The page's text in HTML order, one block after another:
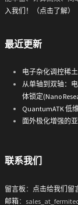
入我们！（点击了解）
最近更新
电子杂化调控稀
从单轴到双轴：
体锁定(Nano
QuantumATK 低
面外极化增强的
联系我们
留言板 ： 点击给我们留
邮箱：